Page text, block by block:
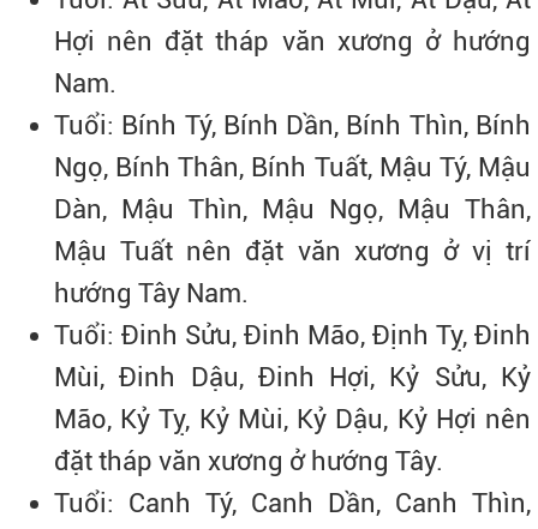
Hợi nên đặt tháp văn xương ở hướng
Nam.
Tuổi: Bính Tý, Bính Dần, Bính Thìn, Bính
Ngọ, Bính Thân, Bính Tuất, Mậu Tý, Mậu
Dàn, Mậu Thìn, Mậu Ngọ, Mậu Thân,
Mậu Tuất nên đặt văn xương ở vị trí
hướng Tây Nam.
Tuổi: Đinh Sửu, Đinh Mão, Định Tỵ, Đinh
Mùi, Đinh Dậu, Đinh Hợi, Kỷ Sửu, Kỷ
Mão, Kỷ Tỵ, Kỷ Mùi, Kỷ Dậu, Kỷ Hợi nên
đặt tháp văn xương ở hướng Tây.
Tuổi: Canh Tý, Canh Dần, Canh Thìn,